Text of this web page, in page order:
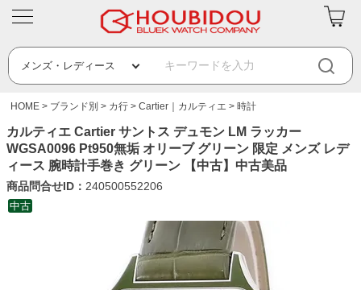
HOME ブランド別 カ行 Cartier｜カルティエ 時計
カルティエ Cartier サントス デュモン LM ラッカー
WGSA0096 Pt950無垢 オリーブ グリーン 限定 メンズ レデ
ィース 腕時計手巻き グリーン 【中古】中古美品
商品問合せID： 240500552206
中古